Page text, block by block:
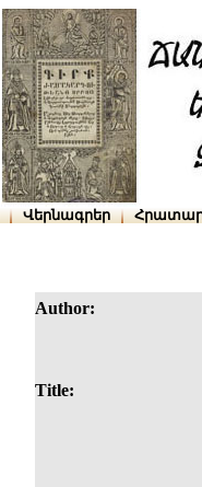
Վերնագրեր
Author:
Title: